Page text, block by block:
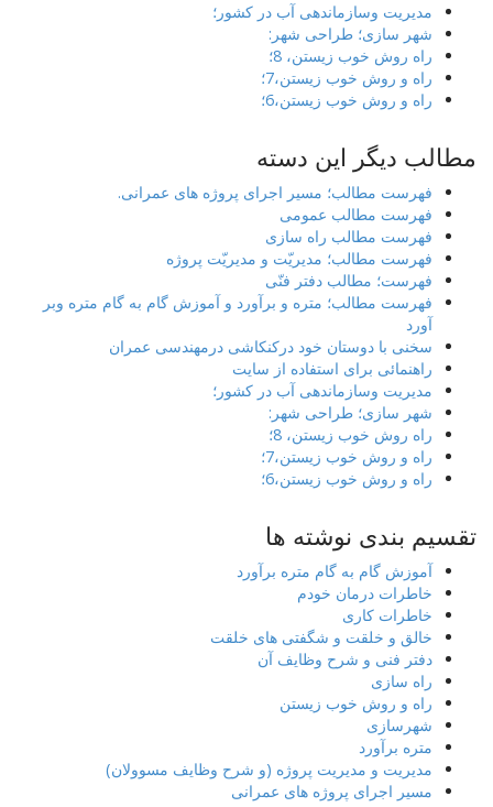
مدیریت وسازماندهی آب در کشور؛
شهر سازی؛ طراحی شهر:
راه روش خوب زیستن، 8؛
راه و روش خوب زیستن،7؛
راه و روش خوب زیستن،6؛
مطالب دیگر این دسته
فهرست مطالب؛ مسیر اجرای پروژه های عمرانی.
فهرست مطالب عمومی
فهرست مطالب راه سازی
فهرست مطالب؛ مدیریّت و مدیریّت پروژه
فهرست؛ مطالب دفتر فنّی
فهرست مطالب؛ متره و برآورد و آموزش گام به گام متره وبر
آورد
سخنی با دوستان خود درکنکاشی درمهندسی عمران
راهنمائی برای استفاده از سایت
مدیریت وسازماندهی آب در کشور؛
شهر سازی؛ طراحی شهر:
راه روش خوب زیستن، 8؛
راه و روش خوب زیستن،7؛
راه و روش خوب زیستن،6؛
تقسیم بندی نوشته ها
آموزش گام به گام متره برآورد
خاطرات درمان خودم
خاطرات کاری
خالق و خلقت و شگفتی های خلقت
دفتر فنی و شرح وظایف آن
راه سازی
راه و روش خوب زیستن
شهرسازی
متره برآورد
مدیریت و مدیریت پروژه (و شرح وظایف مسوولان)
مسیر اجرای پروژه های عمرانی